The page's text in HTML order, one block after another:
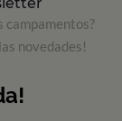
campamentos?
novedades!